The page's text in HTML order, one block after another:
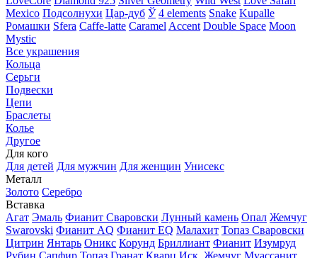
Mexico Подсолнухи Цар-дуб Ў 4 elements Snake Kupalle
Ромашки Sfera Caffe-latte Caramel Accent Double Space Moon
Mystic
Все украшения
Кольца
Серьги
Подвески
Цепи
Браслеты
Колье
Другое
Для кого
Для детей Для мужчин Для женщин Унисекс
Металл
Золото Серебро
Вставка
Агат Эмаль Фианит Сваровски Лунный камень Опал Жемчуг
Swarovski Фианит AQ Фианит EQ Малахит Топаз Сваровски
Цитрин Янтарь Оникс Корунд Бриллиант Фианит Изумруд
Рубин Сапфир Топаз Гранат Кварц Иск. Жемчуг Муассанит